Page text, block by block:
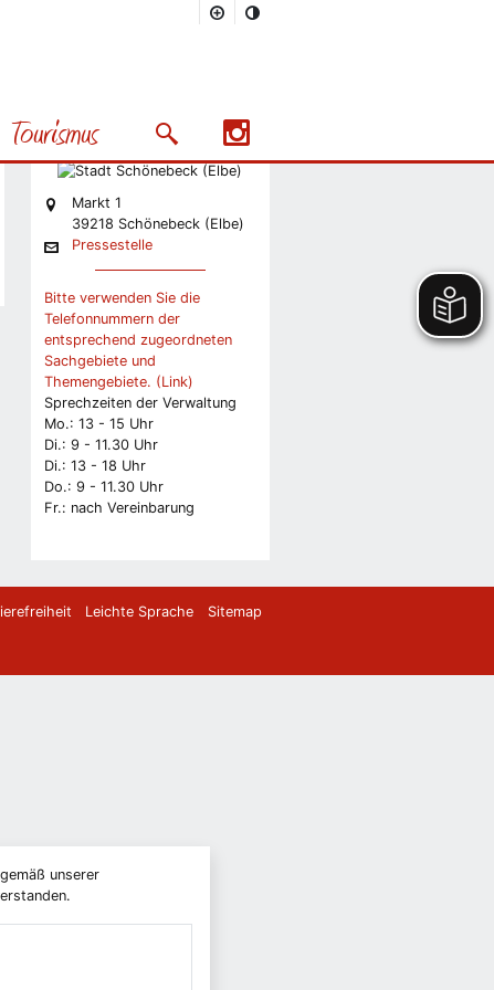
unserer
Tourismus Suchmaske öffnen/schließen
Stabsstelle Presse und
Präsentation
Markt 1
39218 Schönebeck (Elbe)
Pressestelle
Bitte verwenden Sie die
Telefonnummern der
entsprechend zugeordneten
Sachgebiete und
Themengebiete. (Link)
Sprechzeiten der Verwaltung
Mo.: 13 - 15 Uhr
Di.: 9 - 11.30 Uhr
Di.: 13 - 18 Uhr
Do.: 9 - 11.30 Uhr
Fr.: nach Vereinbarung
Leichte Sprache Sitemap